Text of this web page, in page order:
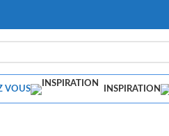
VOUS INSPIRATION